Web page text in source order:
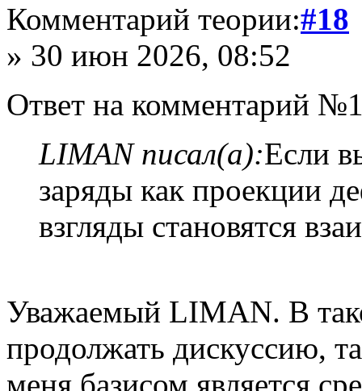
Комментарий теории:#18
» 30 июн 2026, 08:52
Ответ на комментарий
LIMAN писал(а):Если
заряды как проекции
взгляды становятся
Уважаемый LIMAN. В
продолжать дискуссию,